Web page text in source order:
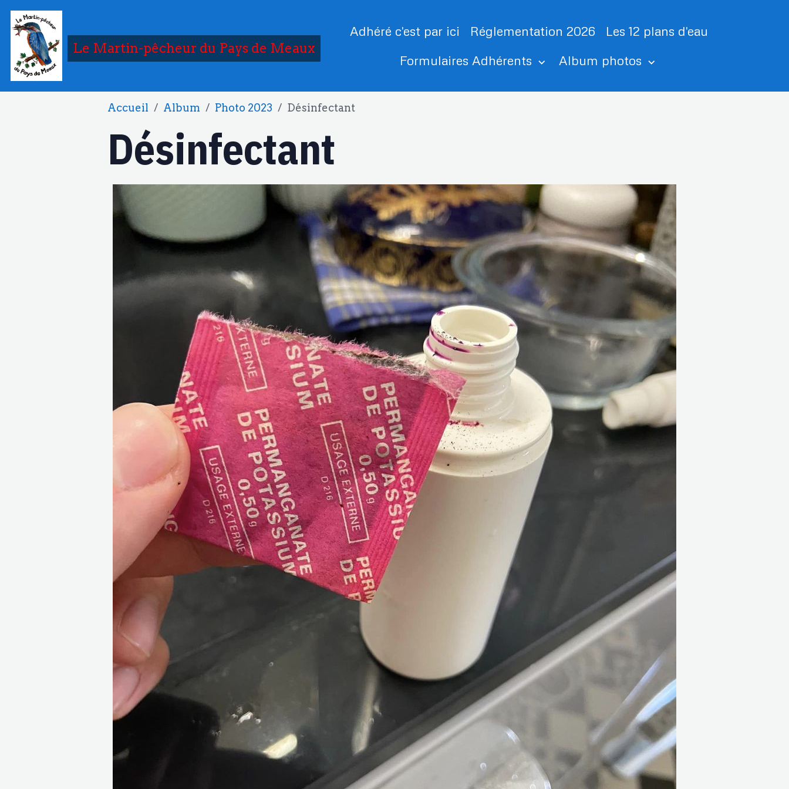
Le Martin-pêcheur du Pays de Meaux
Adhéré c'est par ici Réglementation 2026
Les 12 plans d'eau
Formulaires Adhérents
Album photos
Accueil Album Photo 2023 Désinfectant
Désinfectant